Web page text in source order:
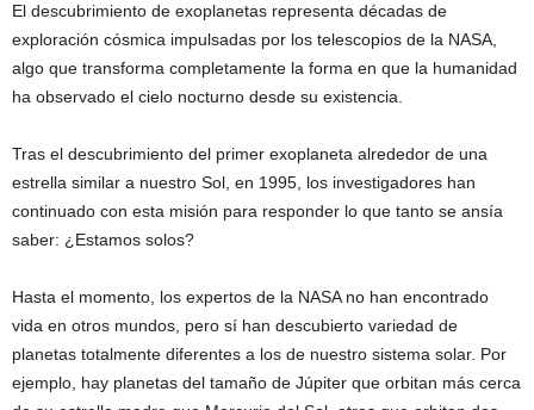
El descubrimiento de exoplanetas representa décadas de
exploración cósmica impulsadas por los telescopios de la NASA,
algo que transforma completamente la forma en que la humanidad
ha observado el cielo nocturno desde su existencia.
Tras el descubrimiento del primer exoplaneta alrededor de una
estrella similar a nuestro Sol, en 1995, los investigadores han
continuado con esta misión para responder lo que tanto se ansía
saber: ¿Estamos solos?
Hasta el momento, los expertos de la NASA no han encontrado
vida en otros mundos, pero sí han descubierto variedad de
planetas totalmente diferentes a los de nuestro sistema solar. Por
ejemplo, hay planetas del tamaño de Júpiter que orbitan más cerca